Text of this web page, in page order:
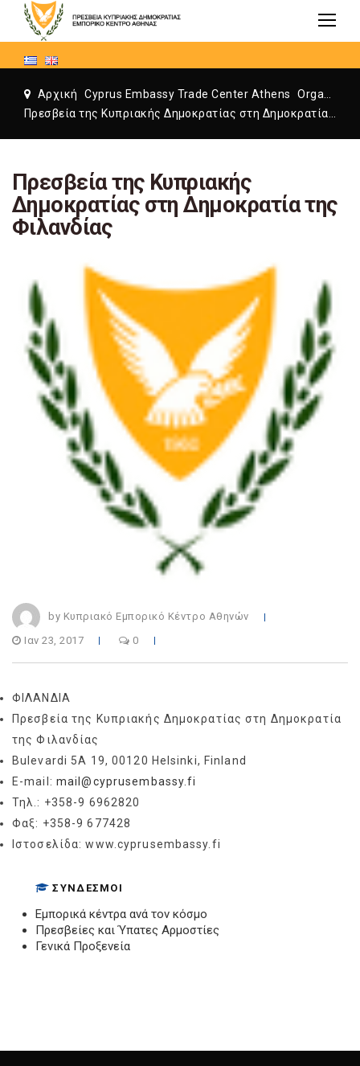
Αρχική Cyprus Embassy Trade Center Athens
Organization
Πρεσβεία της Κυπριακής
Δημοκρατίας στη Δημοκρατία της
Φιλανδίας
by Κυπριακό Εμπορικό Κέντρο Αθηνών
Ιαν 23, 2017 0
ΦΙΛΑΝΔΙΑ
Πρεσβεία της Κυπριακής Δημοκρατίας στη Δημοκρατία
της Φιλανδίας
Bulevardi 5A 19, 00120 Ηelsinki, Finland
E-mail: mail@cyprusembassy.fi
Τηλ.: +358-9 6962820
Φαξ: +358-9 677428
Ιστοσελίδα: www.cyprusembassy.fi
ΣΎΝΔΕΣΜΟΙ
Εμπορικά κέντρα ανά τον κόσμο
Πρεσβείες και Ύπατες Αρμοστίες
Γενικά Προξενεία